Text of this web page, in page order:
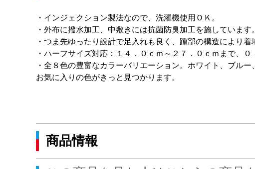
・インジェクション製法なので、洗濯機使用ＯＫ。
・外布に撥水加工、中敷きには抗菌防臭加工を施しています。
・つま先ゆったり設計で足入れも良く、踵部の構造により着
・ハーフサイズ対応：１４．０ｃｍ～２７．０ｃｍまで、０
・全８色の豊富なカラーバリエーション。ホワイト、ブル
お気に入りの色がきっと見つかります。
商品情報